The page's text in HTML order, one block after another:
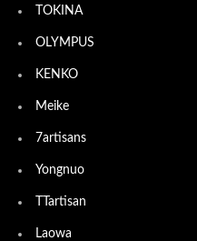
TOKINA
OLYMPUS
KENKO
Meike
7artisans
Yongnuo
TTartisan
Laowa